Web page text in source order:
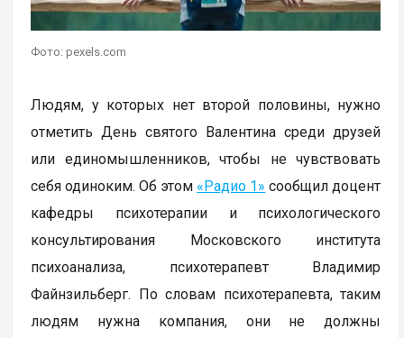
Фото: pexels.com
Людям, у которых нет второй половины, нужно
отметить День святого Валентина среди друзей
или единомышленников, чтобы не чувствовать
себя одиноким. Об этом «Радио 1» сообщил доцент
кафедры психотерапии и психологического
консультирования Московского института
психоанализа, психотерапевт Владимир
Файнзильберг. По словам психотерапевта, таким
людям нужна компания, они не должны